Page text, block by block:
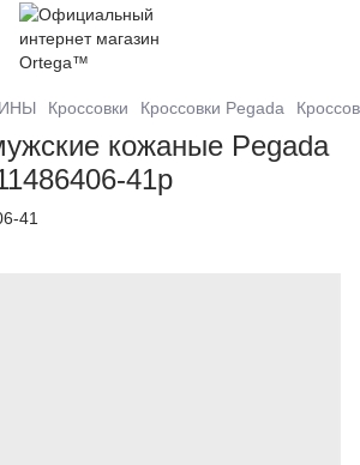
Кроссовки Кроссовки Pegada
кожаные Pegada
41р
41